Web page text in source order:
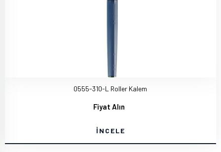
0555-310-L Roller Kalem
Fiyat Alın
İNCELE